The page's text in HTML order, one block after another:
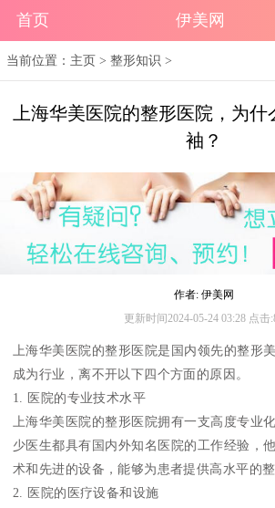
首页 伊美网
当前位置： 主页 >整形知识 >
上海华美医院的整形医院，为
袖？
作者: 伊美网
更新时间2024-05-24 03:28 点击
上海华美医院的整形医院是国内领先的整形
成为行业，离不开以下四个方面的原因。
1. 医院的专业技术水平
上海华美医院的整形医院拥有一支高度专业
少医生都具有国内外知名医院的工作经验，
术和先进的设备，能够为患者提供高水平的整
2. 医院的医疗设备和设施